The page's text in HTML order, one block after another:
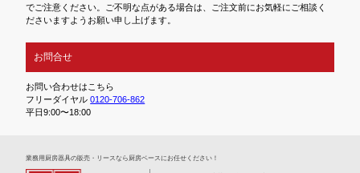
でご注意ください。ご不明な点がある場合は、ご注文前にお気軽にご相談く
ださいますようお願い申し上げます。
お問合せ
お問い合わせはこちら
フリーダイヤル0120-706-862
平日9:00〜18:00
業務⽤厨房器具の販売・リースなら厨房ベースにお任せください！